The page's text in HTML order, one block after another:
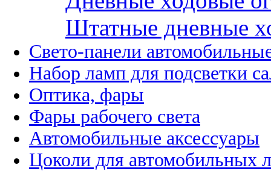
Штатные дневные
Свето-панели
Набор ламп для подсветки
Оптика, фары
Фары рабочего света
Автомобильные аксессуары
Цоколи для автомобильных